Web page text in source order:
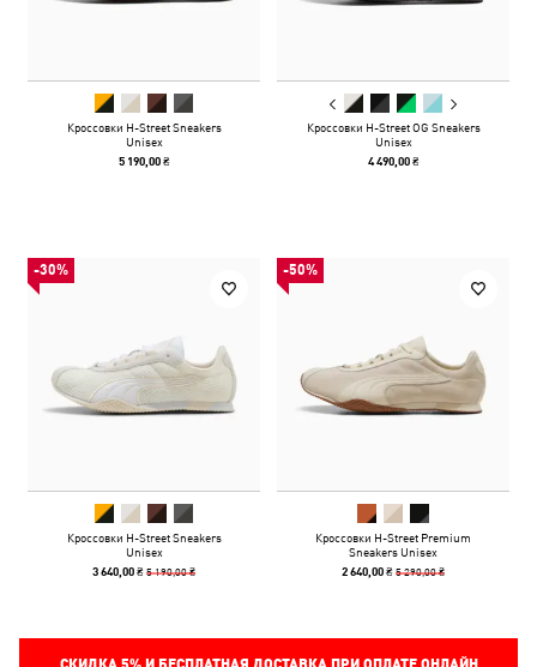
Кроссовки H-Street Sneakers
Unisex
5 190,00 ₴
Кроссовки H-Street OG Sneakers
Unisex
4 490,00 ₴
-30%
Кроссовки H-Street Sneakers
Unisex
3 640,00 ₴5 190,00 ₴
-50%
Кроссовки H-Street Premium
Sneakers Unisex
2 640,00 ₴5 290,00 ₴